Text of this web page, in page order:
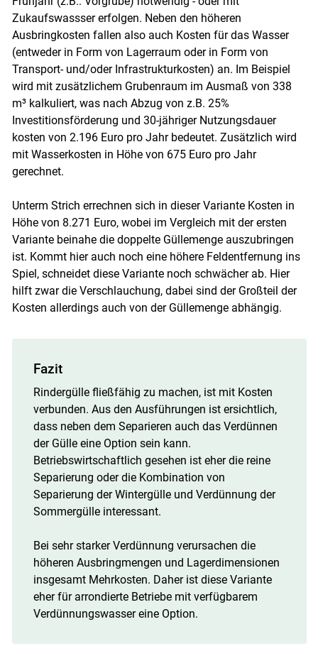
Zukaufswassser erfolgen. Neben den höheren
Ausbringkosten fallen also auch Kosten für das Wasser
(entweder in Form von Lagerraum oder in Form von
Transport- und/oder Infrastrukturkosten) an. Im Beispiel
wird mit zusätzlichem Grubenraum im Ausmaß von 338
m³ kalkuliert, was nach Abzug von z.B. 25%
Investitionsförderung und 30-jähriger Nutzungsdauer
kosten von 2.196 Euro pro Jahr bedeutet. Zusätzlich wird
mit Wasserkosten in Höhe von 675 Euro pro Jahr
gerechnet.
Unterm Strich errechnen sich in dieser Variante Kosten in
Höhe von 8.271 Euro, wobei im Vergleich mit der ersten
Variante beinahe die doppelte Güllemenge auszubringen
ist. Kommt hier auch noch eine höhere Feldentfernung ins
Spiel, schneidet diese Variante noch schwächer ab. Hier
hilft zwar die Verschlauchung, dabei sind der Großteil der
Kosten allerdings auch von der Güllemenge abhängig.
Fazit
Rindergülle fließfähig zu machen, ist mit Kosten
verbunden. Aus den Ausführungen ist ersichtlich,
dass neben dem Separieren auch das Verdünnen
der Gülle eine Option sein kann.
Betriebswirtschaftlich gesehen ist eher die reine
Separierung oder die Kombination von
Separierung der Wintergülle und Verdünnung der
Sommergülle interessant.
Bei sehr starker Verdünnung verursachen die
höheren Ausbringmengen und Lagerdimensionen
insgesamt Mehrkosten. Daher ist diese Variante
eher für arrondierte Betriebe mit verfügbarem
Verdünnungswasser eine Option.